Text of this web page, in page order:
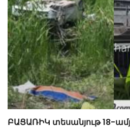
ԲԱՑԱՌԻԿ տեսանյութ 18-